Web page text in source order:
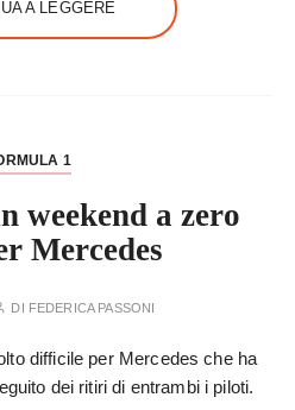
A LEGGERE
1
weekend a zero
Mercedes
DI FEDERICA PASSONI
difficile per Mercedes che ha
dei ritiri di entrambi i piloti.